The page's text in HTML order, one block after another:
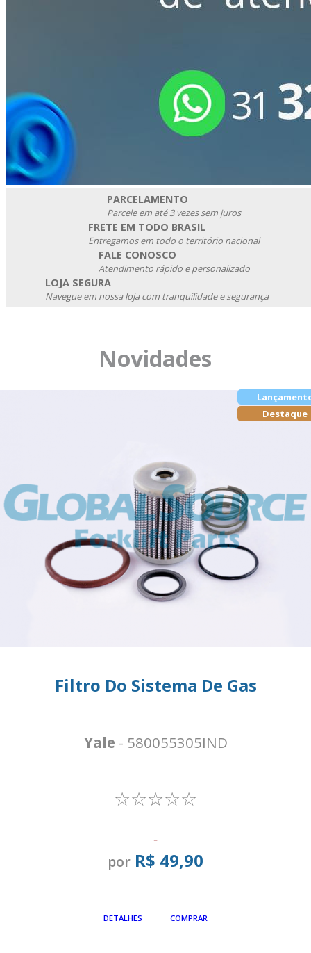
PARCELAMENTO
Parcele em até 3 vezes sem juros
FRETE EM TODO BRASIL
Entregamos em todo o território nacional
FALE CONOSCO
Atendimento rápido e personalizado
LOJA SEGURA
Navegue em nossa loja com tranquilidade e segurança
Novidades
Destaque
Filtro Do Sistema De Gas
Yale - 580055305IND
☆☆☆☆☆
-
por R$ 49,90
DETALHES COMPRAR